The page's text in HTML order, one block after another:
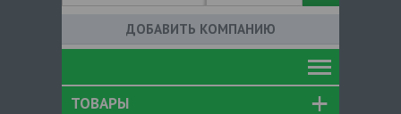
ДОБАВИТЬ КОМПАНИЮ
ТОВАРЫ